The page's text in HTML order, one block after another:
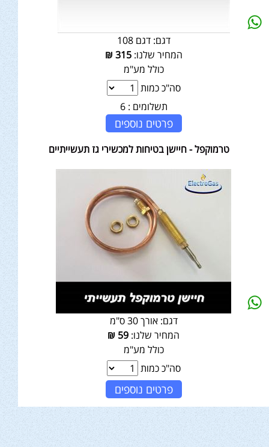
דגם: דגם 108
המחיר שלנו:315
₪
כולל מע"מ
סה"כ כמות
תשלומים : 6
פרטים נוספים
טרמוקפל - חיישן בטיחות למכשירי גז תעשייתיים
דגם: אורך 30 ס"מ
המחיר שלנו: 59
₪
כולל מע"מ
סה"כ כמות
פרטים נוספים